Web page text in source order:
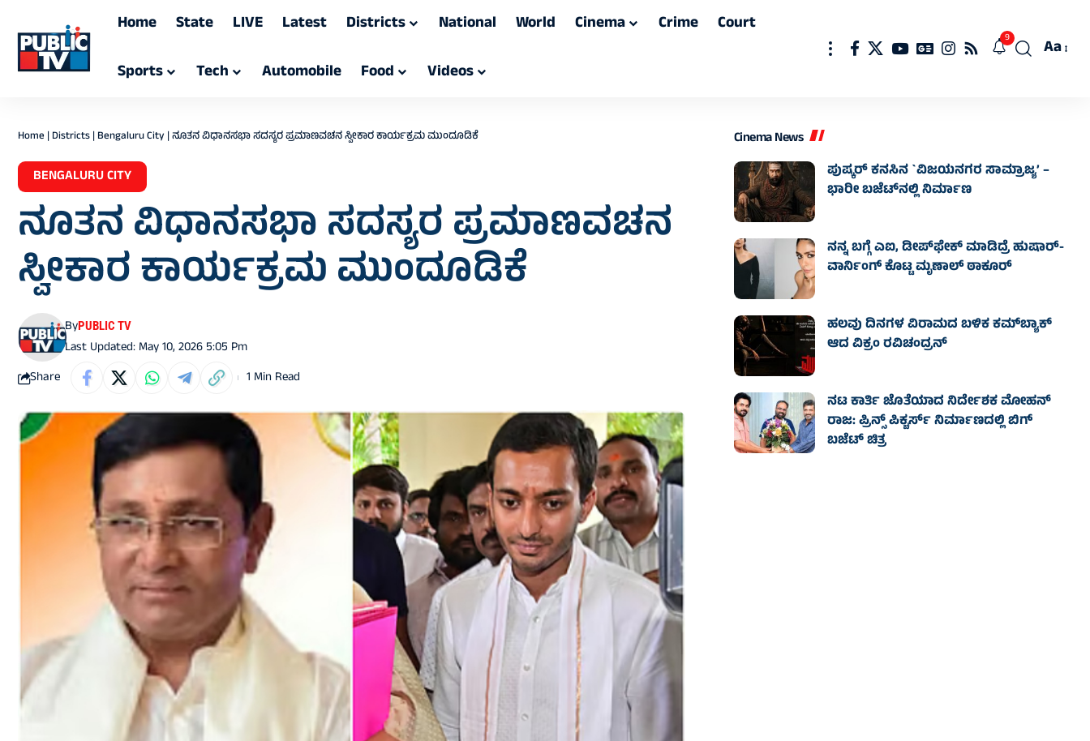
Home State LIVE Latest Districts National World Cinema Crime
Court
Sports
Tech Automobile Food Videos
9
Font
Aa
Home |Districts|Bengaluru City |ನೂತನ ವಿಧಾನಸಭಾ ಸದಸ್ಯರ ಪ್ರಮಾಣವಚನ ಸ್ವೀಕಾರ ಕಾರ್ಯಕ್ರಮ ಮುಂದೂಡಿಕೆ
BENGALURU CITY
ನೂತನ ವಿಧಾನಸಭಾ ಸದಸ್ಯರ ಪ್ರಮಾಣವಚನ
ಸ್ವೀಕಾರ ಕಾರ್ಯಕ್ರಮ ಮುಂದೂಡಿಕೆ
Last Updated: May 10, 2026 5:05 Pm
ByPUBLIC TV
Share 1 Min Read
Cinema News
ಪುಷ್ಕರ್ ಕನಸಿನ `ವಿಜಯನಗರ ಸಾಮ್ರಾಜ್ಯ’ –
ಭಾರೀ ಬಜೆಟ್‌ನಲ್ಲಿ ನಿರ್ಮಾಣ
ನನ್ನ ಬಗ್ಗೆ ಎಐ, ಡೀಪ್‌ಫೇಕ್ ಮಾಡಿದ್ರೆ ಹುಷಾರ್-
ವಾರ್ನಿಂಗ್ ಕೊಟ್ಟ ಮೃಣಾಲ್ ಠಾಕೂರ್
ಹಲವು ದಿನಗಳ ವಿರಾಮದ ಬಳಿಕ ಕಮ್‌ಬ್ಯಾಕ್
ಆದ ವಿಕ್ರಂ ರವಿಚಂದ್ರನ್
ನಟ ಕಾರ್ತಿ ಜೊತೆಯಾದ ನಿರ್ದೇಶಕ ಮೋಹನ್
ರಾಜ: ಪ್ರಿನ್ಸ್ ಪಿಕ್ಚರ್ಸ್ ನಿರ್ಮಾಣದಲ್ಲಿ ಬಿಗ್
ಬಜೆಟ್ ಚಿತ್ರ